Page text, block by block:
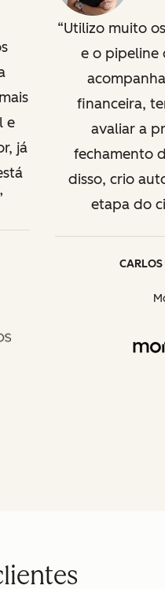
e
já
Utilizo muito
e o pipeline
financeira,
avaliar a
fechamento
disso, crio
etapa do